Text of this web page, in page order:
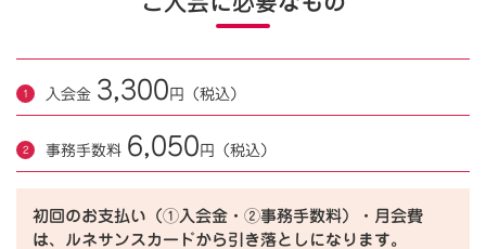
入会金 3,300円（税込）
事務手数料 6,050円（税込）
初回のお支払い（①入会金・②事務手数料）・月会費
は、ルネサンスカードから引き落としになります。